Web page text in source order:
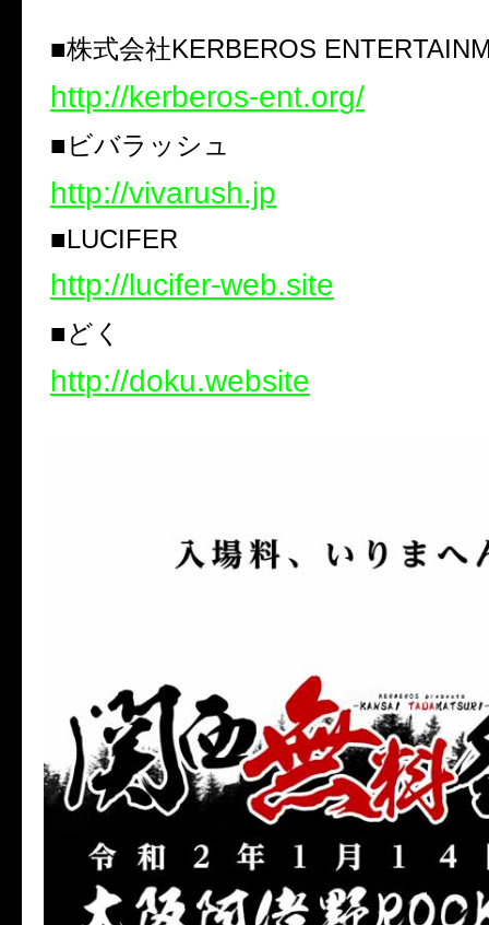
■株式会社KERBEROS
http://kerberos-ent.org/
■ビバラッシュ
http://vivarush.jp
■LUCIFER
http://lucifer-web.site
■どく
http://doku.website